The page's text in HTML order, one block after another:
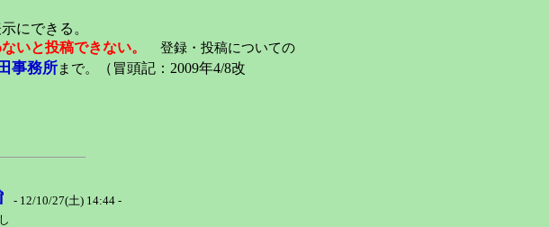
にできる。
いと投稿できない。
登録・投稿についての
事務所まで。
（冒頭記：2009年4/8改
- 12/10/27(土) 14:44 -